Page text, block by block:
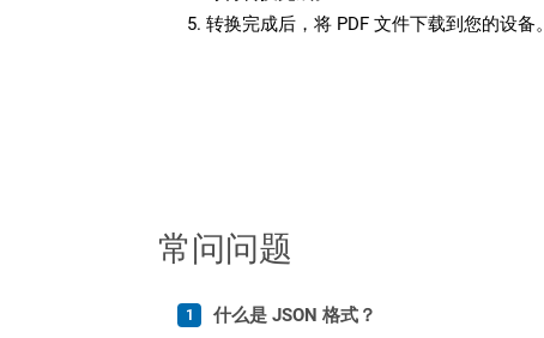
转换完成后，将 PDF 文件下载到您的设备。
常问问题
什么是 JSON 格式？